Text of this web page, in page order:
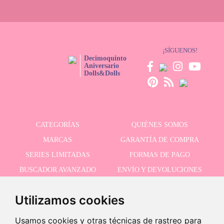
Utilizamos cookies
Usamos cookies y otras técnicas de rastreo para
Decimoquinto
Aniversario
Dolls&Dolls
¡SÍGUENOS!
CATEGORÍAS
QUIÉNES SOMOS
MARCAS
GARANTÍA DE COMPRA
SERIES LIMITADAS
FORMAS DE PAGO
BUSCADOR AVANZADO
ENVÍO Y DEVOLUCIONES